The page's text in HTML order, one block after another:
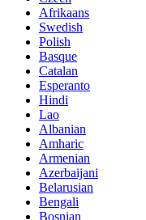
Afrikaans
Swedish
Polish
Basque
Catalan
Esperanto
Hindi
Lao
Albanian
Amharic
Armenian
Azerbaijani
Belarusian
Bengali
Bosnian